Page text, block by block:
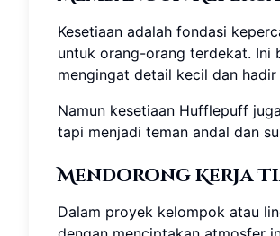
Kesetiaan adalah fondasi
untuk orang-orang terdekat. Ini
mengingat detail kecil dan
Namun kesetiaan Hufflepuff
tapi menjadi teman andal dan
Mendorong Kerja
Dalam proyek kelompok atau